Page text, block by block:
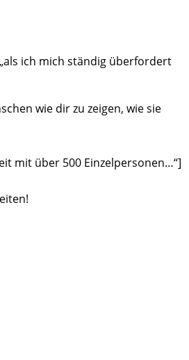
ich mich ständig überfordert
wie dir zu zeigen, wie sie
mit über 500 Einzelpersonen…“]